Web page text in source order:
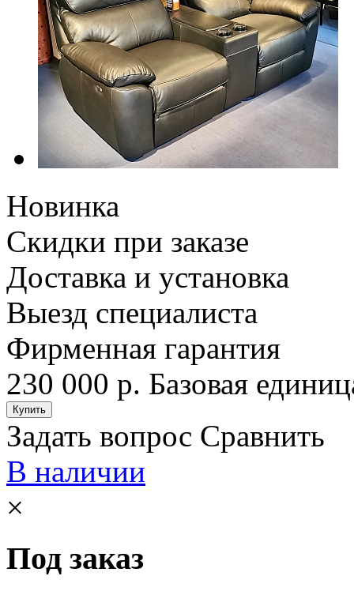
Новинка
Скидки при заказе
Доставка и установка
Выезд специалиста
Фирменная гарантия
230 000 р. Базовая
Задать вопрос Сравнить
В наличии
×
Под заказ